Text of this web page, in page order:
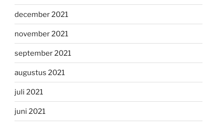
december 2021
november 2021
september 2021
augustus 2021
juli 2021
juni 2021